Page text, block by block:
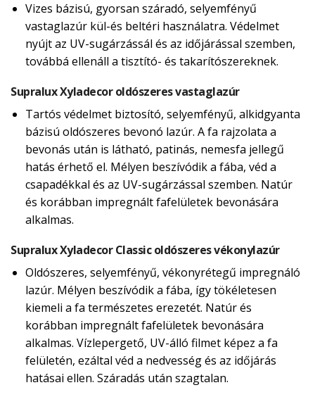
Vizes bázisú, gyorsan száradó, selyemfényű
vastaglazúr kül-és beltéri használatra. Védelmet
nyújt az UV-sugárzássál és az időjárással szemben,
továbbá ellenáll a tisztító- és takarítószereknek.
Supralux Xyladecor oldószeres vastaglazúr
Tartós védelmet biztosító, selyemfényű, alkidgyanta
bázisú oldószeres bevonó lazúr. A fa rajzolata a
bevonás után is látható, patinás, nemesfa jellegű
hatás érhető el. Mélyen beszívódik a fába, véd a
csapadékkal és az UV-sugárzással szemben. Natúr
és korábban impregnált fafelületek bevonására
alkalmas.
Supralux Xyladecor Classic oldószeres vékonylazúr
Oldószeres, selyemfényű, vékonyrétegű impregnáló
lazúr. Mélyen beszívódik a fába, így tökéletesen
kiemeli a fa természetes erezetét. Natúr és
korábban impregnált fafelületek bevonására
alkalmas. Vízlepergető, UV-álló filmet képez a fa
felületén, ezáltal véd a nedvesség és az időjárás
hatásai ellen. Száradás után szagtalan.